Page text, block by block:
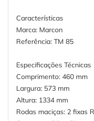
Características
Marca: Marcon
Referência: TM 85
Especificações Técnicas
Comprimento: 460 mm
Largura: 573 mm
Altura: 1334 mm
Rodas maciças: 2 fixas